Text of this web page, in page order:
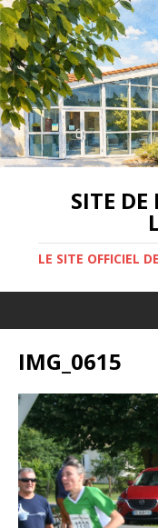
SITE
LE SITE OFFICIEL
IMG_0615